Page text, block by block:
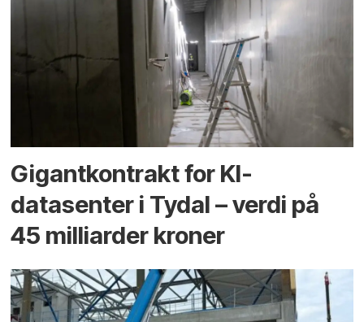
Gigantkontrakt for KI-
datasenter i Tydal – verdi på
45 milliarder kroner